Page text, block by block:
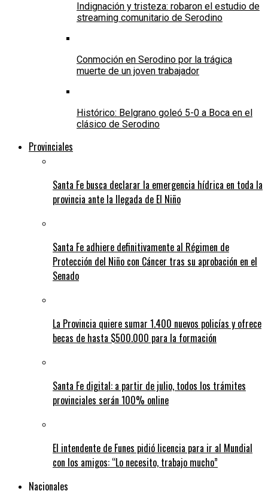
Indignación y tristeza: robaron el estudio de
streaming comunitario de Serodino
Conmoción en Serodino por la trágica
muerte de un joven trabajador
Histórico: Belgrano goleó 5-0 a Boca en el
clásico de Serodino
Provinciales
Santa Fe busca declarar la emergencia hídrica en toda la
provincia ante la llegada de El Niño
Santa Fe adhiere definitivamente al Régimen de
Protección del Niño con Cáncer tras su aprobación en el
Senado
La Provincia quiere sumar 1.400 nuevos policías y ofrece
becas de hasta $500.000 para la formación
Santa Fe digital: a partir de julio, todos los trámites
provinciales serán 100% online
El intendente de Funes pidió licencia para ir al Mundial
con los amigos: “Lo necesito, trabajo mucho”
Nacionales